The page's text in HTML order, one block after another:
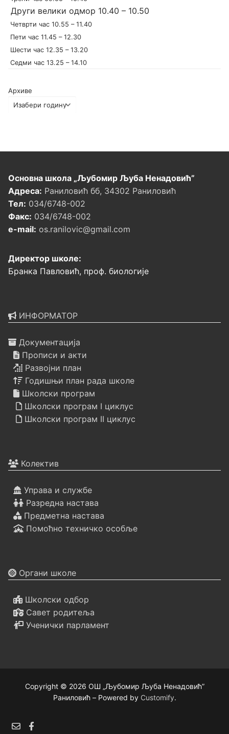
Други велики одмор 10.40 – 10.50
Четврти час 10.55 – 11.40
Пети час 11.45 – 12.30
Шести час 12.35 – 13.20
Седми час 13.25 – 14.10
Архиве
Основна школа „Љубомир Љуба Ненадовић”
Адреса: Раниловић бб, 34302 Раниловић
Тел: 034/6748-002
Факс: 034/6748-002
e-mail: os.ranilovic@gmail.com
Директор школе:
Бранка Павловић, проф. биологије
ИНФОРМАТОР
Документација
Прописи и акти
Развојни план
Годишњи план рада школе
Школски програм
Школски програм I циклус
Школски програм II циклус
Колектив
Управа и службе
Разредна настава
Предметна настава
Помоћно техничко особље
Органи школе
Школски одбор
Савет родитеља
Ученички парламент
Copyright © 2026 ОШ „Љубомир Љуба Ненадовић”
Раниловић – Powered by Customify.